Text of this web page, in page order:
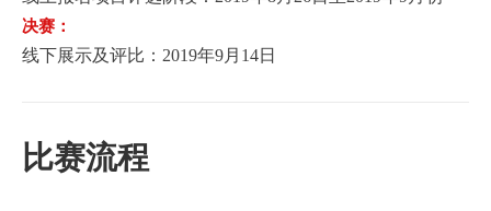
决赛：
线下展示及评比： 2019年9月 14日
比赛流程